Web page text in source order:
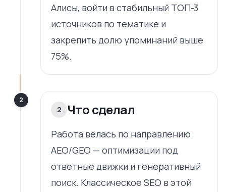
Алисы, войти в стабильный ТОП-3
источников по тематике и
закрепить долю упоминаний выше
75%.
2
2 Что сделал
Работа велась по направлению
AEO/GEO — оптимизации под
ответные движки и генеративный
поиск. Классическое SEO в этой